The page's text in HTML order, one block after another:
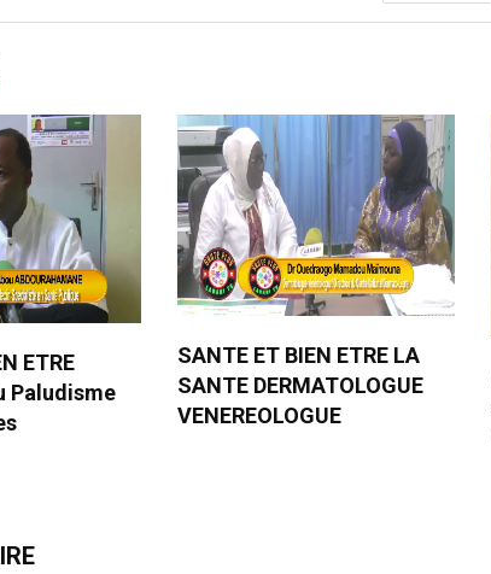
ETRE
Paludisme
SANTE ET BIEN ETRE LA
SANTE DERMATOLOGUE
VENEREOLOGUE